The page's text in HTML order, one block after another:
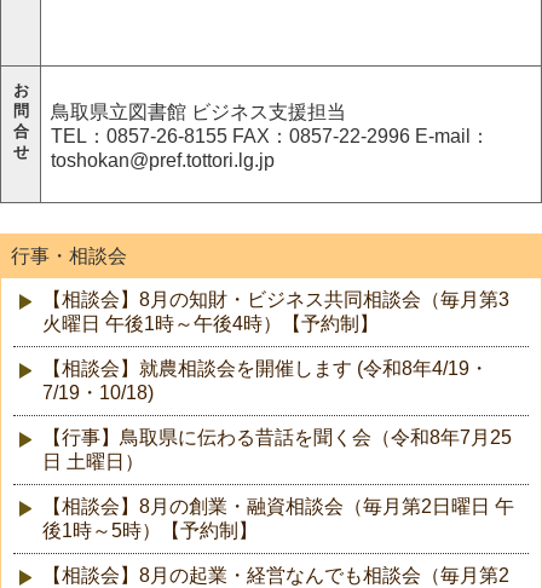
お
問
合
せ
鳥取県立図書館 ビジネス支援担当
TEL：0857-26-8155 FAX：0857-22-2996 E-mail：
toshokan@pref.tottori.lg.jp
行事・相談会
【相談会】8月の知財・ビジネス共同相談会（毎月第3
火曜日 午後1時～午後4時）【予約制】
【相談会】就農相談会を開催します (令和8年4/19・
7/19・10/18)
【行事】鳥取県に伝わる昔話を聞く会（令和8年7月25
日 土曜日）
【相談会】8月の創業・融資相談会（毎月第2日曜日 午
後1時～5時）【予約制】
【相談会】8月の起業・経営なんでも相談会（毎月第2